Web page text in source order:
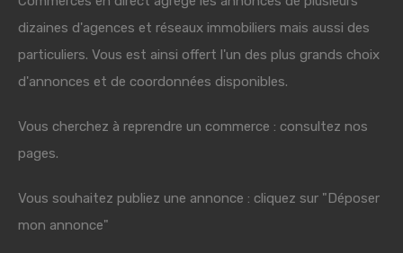
dizaines d'agences et réseaux immobiliers mais aussi des
particuliers. Vous est ainsi offert l'un des plus grands choix
d'annonces et de coordonnées disponibles.
Vous cherchez à reprendre un commerce : consultez nos
pages.
Vous souhaitez publiez une annonce : cliquez sur "Déposer
mon annonce"